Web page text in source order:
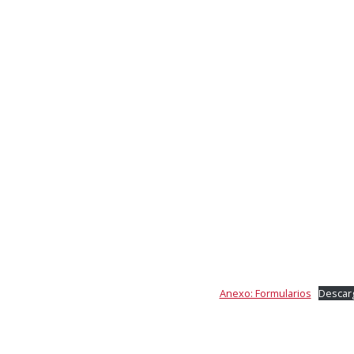
Anexo: Formularios